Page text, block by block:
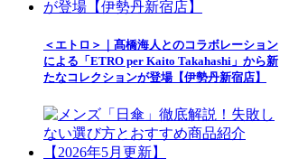
＜エトロ＞｜髙橋海人とのコラボレーション
による「ETRO per Kaito Takahashi」から新
たなコレクションが登場【伊勢丹新宿店】